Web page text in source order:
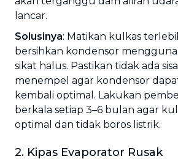
lancar.
Solusinya: Matikan kulkas
bersihkan kondensor
sikat halus. Pastikan tidak ada
menempel agar kondensor
kembali optimal. Lakukan
berkala setiap 3–6 bulan agar
optimal dan tidak boros listrik.
2. Kipas Evaporator Rusak